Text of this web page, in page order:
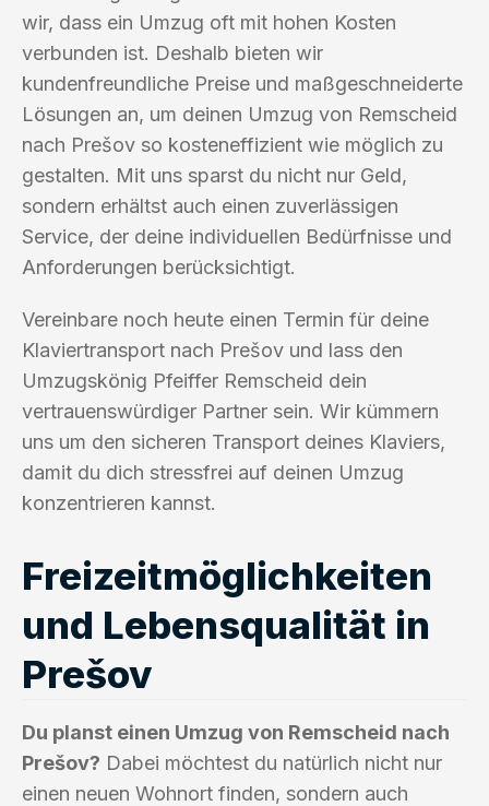
wir, dass ein Umzug oft mit hohen Kosten
verbunden ist. Deshalb bieten wir
kundenfreundliche Preise und maßgeschneiderte
Lösungen an, um deinen Umzug von Remscheid
nach Prešov so kosteneffizient wie möglich zu
gestalten. Mit uns sparst du nicht nur Geld,
sondern erhältst auch einen zuverlässigen
Service, der deine individuellen Bedürfnisse und
Anforderungen berücksichtigt.
Vereinbare noch heute einen Termin für deine
Klaviertransport nach Prešov und lass den
Umzugskönig Pfeiffer Remscheid dein
vertrauenswürdiger Partner sein. Wir kümmern
uns um den sicheren Transport deines Klaviers,
damit du dich stressfrei auf deinen Umzug
konzentrieren kannst.
Freizeitmöglichkeiten
und Lebensqualität in
Prešov
Du planst einen Umzug von Remscheid nach
Prešov? Dabei möchtest du natürlich nicht nur
einen neuen Wohnort finden, sondern auch